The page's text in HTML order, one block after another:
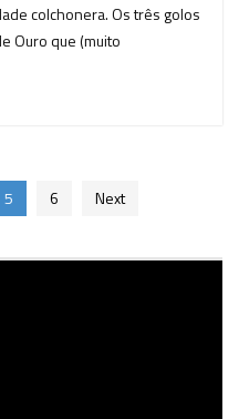
colchonera. Os três golos
Ouro que (muito
5 6 Next